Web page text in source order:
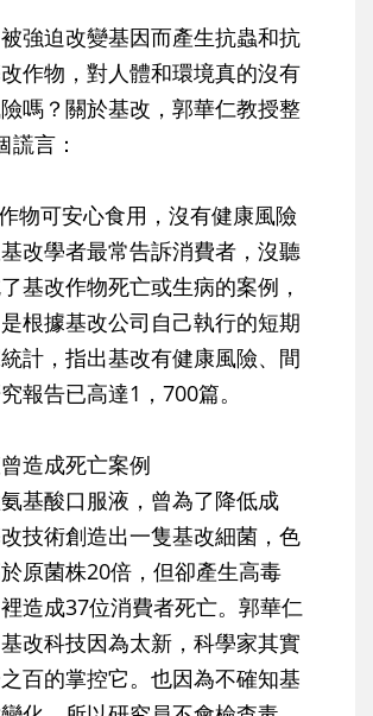
強迫改變基因而產生抗蟲和抗
作物，對人體和環境真的沒有
嗎？關於基改，郭華仁教授整
謊言：
物可安心食用，沒有健康風險
改學者最常告訴消費者，沒聽
基改作物死亡或生病的案例，
根據基改公司自己執行的短期
計，指出基改有健康風險、間
報告已高達1，700篇。
造成死亡案例
基酸口服液，曾為了降低成
技術創造出一隻基改細菌，色
原菌株20倍，但卻產生高毒
造成37位消費者死亡。郭華仁
改科技因為太新，科學家其實
百的掌控它。也因為不確知基